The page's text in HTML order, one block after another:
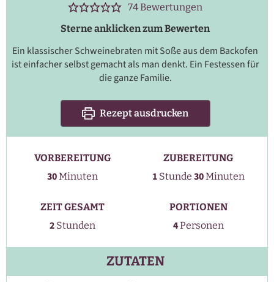
74Bewertungen
Sterne anklicken zum Bewerten
Ein klassischer Schweinebraten mit Soße aus dem Backofen
ist einfacher selbst gemacht als man denkt. Ein Festessen für
die ganze Familie.
Rezept ausdrucken
VORBEREITUNG
30Minuten
Minuten
ZUBEREITUNG
1 Stunde
Stunde 30Minuten
Minuten
ZEIT GESAMT
2Stunden
Stunden
PORTIONEN
4Personen
ZUTATEN